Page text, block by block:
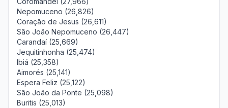
Nepomuceno (26,826)
Coração de Jesus (26,611)
São João Nepomuceno (26,447)
Carandaí (25,669)
Jequitinhonha (25,474)
Ibiá (25,358)
Aimorés (25,141)
Espera Feliz (25,122)
São João da Ponte (25,098)
Buritis (25,013)